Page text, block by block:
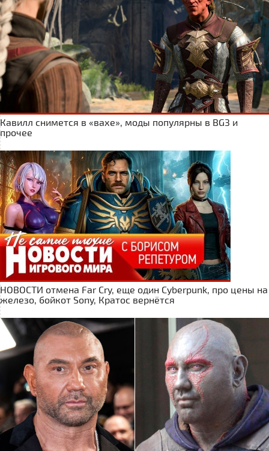
Кавилл снимется в «вахе», моды популярны в BG3 и
прочее
НОВОСТИ отмена Far Cry, еще один Cyberpunk, про цены на
железо, бойкот Sony, Кратос вернётся